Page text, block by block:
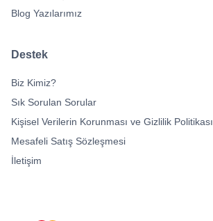
Blog Yazılarımız
Destek
Biz Kimiz?
Sık Sorulan Sorular
Kişisel Verilerin Korunması ve Gizlilik Politikası
Mesafeli Satış Sözleşmesi
İletişim